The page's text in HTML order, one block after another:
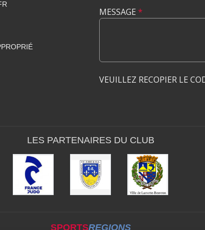
MESSAGE *
VEUILLEZ RECOPIER LE
LES PARTENAIRES DU CLUB
SPORTSREGIONS